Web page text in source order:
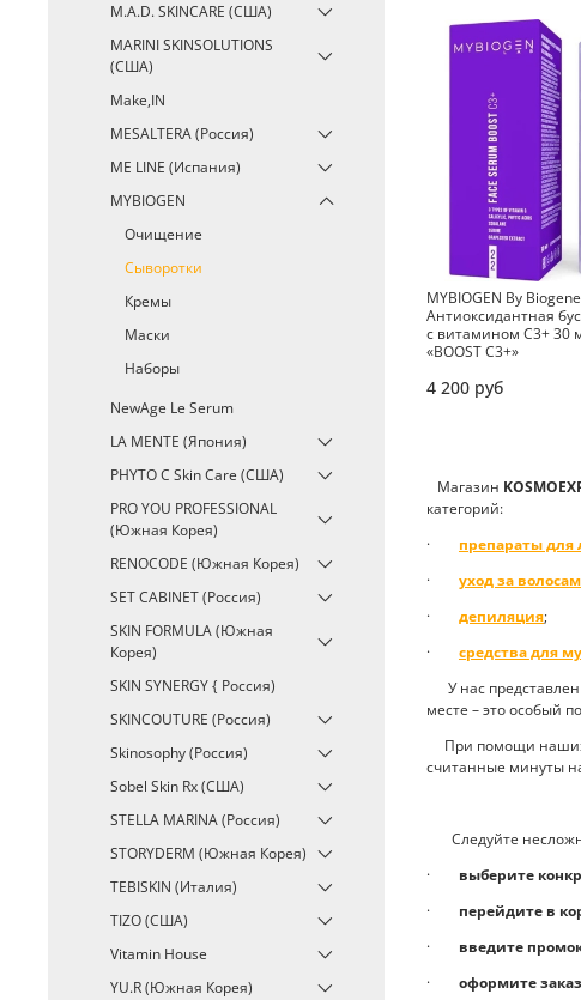
MYBIOGEN By
Антиоксидантная
с витамином C3+ 30
«BOOST C3+»
4 200 руб
Магазин K
категорий:
· препараты для
· уход за
· депиляция;
· средства для
У нас
месте – это особый
При помощи
считанные минуты
Следуйте
· выберите
· перейдите в
· введите
· оформите заказ
M.A.D. SKINCARE (США)
MARINI SKINSOLUTIONS
(США)
Make,IN
MESALTERA (Россия)
ME LINE (Испания)
MYBIOGEN
Очищение
Сыворотки
Кремы
Маски
Наборы
NewAge Le Serum
LA MENTE (Япония)
PHYTO C Skin Care (США)
PRO YOU PROFESSIONAL
(Южная Корея)
RENOCODE (Южная Корея)
SET CABINET (Россия)
SKIN FORMULA (Южная
Корея)
SKIN SYNERGY { Россия)
SKINCOUTURE (Россия)
Skinosophy (Россия)
Sobel Skin Rx (США)
STELLA MARINA (Россия)
STORYDERM (Южная Корея)
TEBISKIN (Италия)
TIZO (США)
Vitamin House
YU.R (Южная Корея)